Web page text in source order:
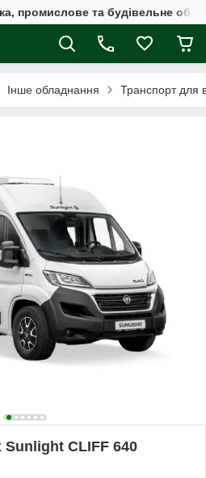
промислове та будівельне
Інше обладнання Транспорт для
Sunlight CLIFF 640